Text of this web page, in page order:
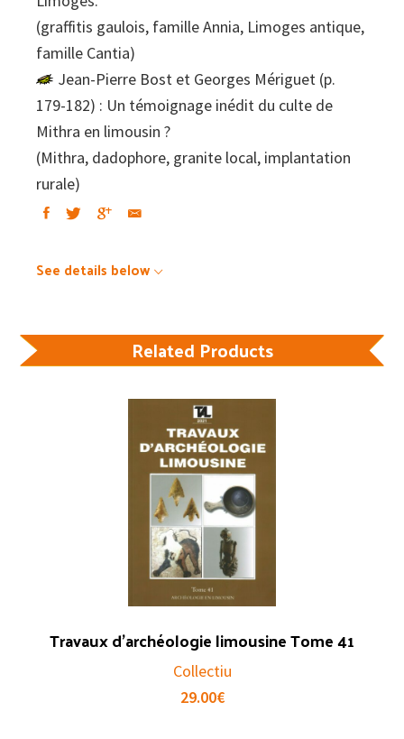
(graffitis gaulois, famille Annia, Limoges antique,
famille Cantia)
Jean-Pierre Bost et Georges Mériguet (p.
179-182) : Un témoignage inédit du culte de
Mithra en limousin ?
(Mithra, dadophore, granite local, implantation
rurale)
See details below
Related Products
Travaux d’archéologie limousine Tome 41
Collectiu
29.00€